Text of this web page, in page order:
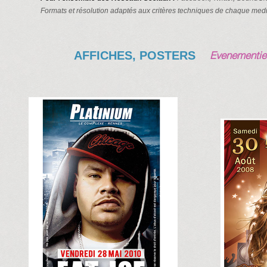
Formats et résolution adaptés aux critères techniques de chaque
AFFICHES, POSTERS